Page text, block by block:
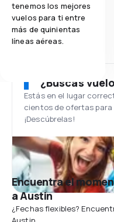
tenemos los mejores
vuelos para ti entre
más de quinientas
líneas aéreas.
¿Buscas
Estás en el lugar
cientos de ofertas
¡Descúbrelas!
Encuentra el
a Austin
¿Fechas flexibles?